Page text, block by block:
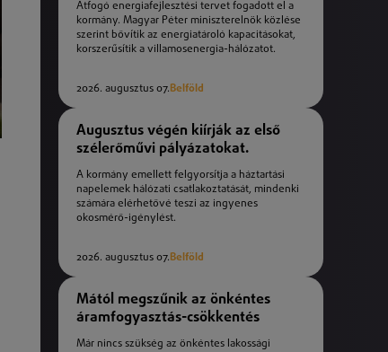
Átfogó energiafejlesztési tervet fogadott el a
kormány. Magyar Péter miniszterelnök közlése
szerint bővítik az energiatároló kapacitásokat,
korszerűsítik a villamosenergia-hálózatot.
2026. augusztus 07.Belföld
Augusztus végén kiírják az első
szélerőművi pályázatokat.
A kormány emellett felgyorsítja a háztartási
napelemek hálózati csatlakoztatását, mindenki
számára elérhetővé teszi az ingyenes
okosmérő-igénylést.
2026. augusztus 07.Belföld
Mától megszűnik az önkéntes
áramfogyasztás-csökkentés
Már nincs szükség az önkéntes lakossági